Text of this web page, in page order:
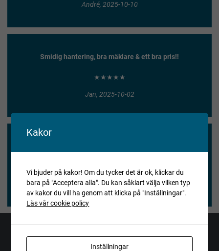
André, 2025-10-10
Smidig hantering, bra mäklare & ett bra pris!!
★★★★★
Jan, 2025-10-02
Henry Vitlycke Museum, 2025-04-15
Kakor
Vi bjuder på kakor! Om du tycker det är ok, klickar du
bara på "Acceptera alla". Du kan såklart välja vilken typ
av kakor du vill ha genom att klicka på "Inställningar".
Läs vår cookie policy
Inställningar